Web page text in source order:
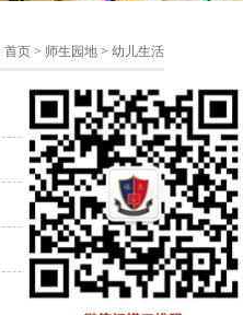
首页 > 师生园地 > 幼儿生活
2024-07-10
2024-06-01
2024-03-26
2023-12-28
2023-12-23